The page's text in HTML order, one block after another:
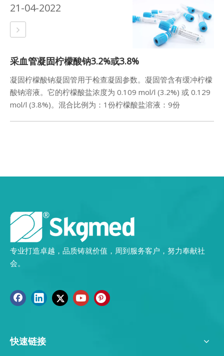
21-04-2022
采血管凝固柠檬酸钠3.2%或3.8%
凝固柠檬酸钠凝固管用于检查凝固参数。凝固管含有缓冲柠檬
酸钠溶液。它的柠檬酸盐浓度为 0.109 mol/l (3.2%) 或 0.129
mol/l (3.8%)。混合比例为：1份柠檬酸盐溶液：9份
专业打造卓越，品质铸就价值，周到服务客户，努力奉献社
会。
快速链接